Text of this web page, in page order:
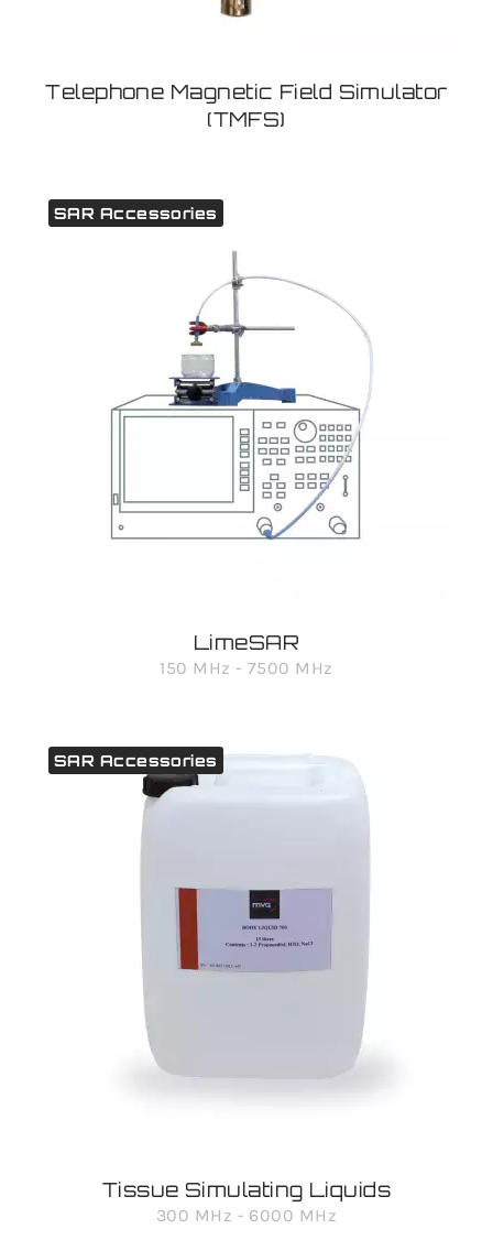
Telephone Magnetic Field Simulator
(TMFS)
SAR Accessories
LimeSAR
150 MHz - 7500 MHz
SAR Accessories
Tissue Simulating Liquids
300 MHz - 6000 MHz